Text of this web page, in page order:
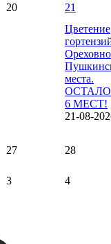
20
21
Цветение
места.
6 МЕСТ!
21-08-
27 28
3 4